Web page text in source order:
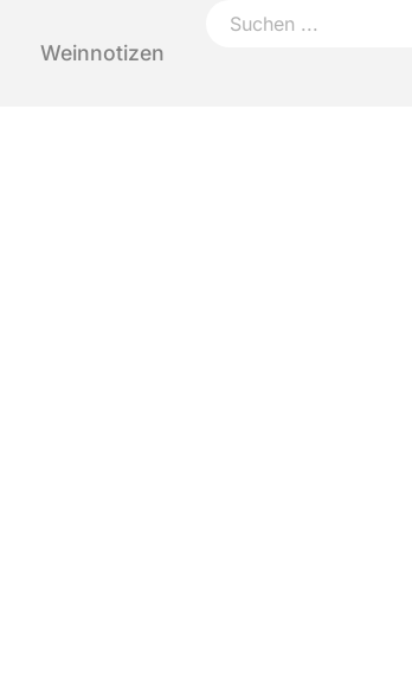
Weinnotizen